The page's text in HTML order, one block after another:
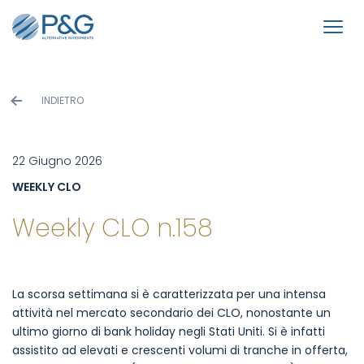
INDIETRO
22 Giugno 2026
WEEKLY CLO
Weekly CLO n.158
La scorsa settimana si è caratterizzata per una intensa
attività nel mercato secondario dei CLO, nonostante un
ultimo giorno di bank holiday negli Stati Uniti. Si è infatti
assistito ad elevati e crescenti volumi di tranche in offerta,